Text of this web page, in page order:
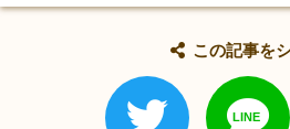
この記事を